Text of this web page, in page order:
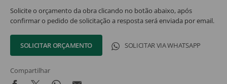
Solicite o orçamento da obra clicando no botão abaixo, após
confirmar o pedido de solicitação a resposta será enviada por email.
SOLICITAR ORÇAMENTO SOLICITAR VIA WHATSAPP
Compartilhar